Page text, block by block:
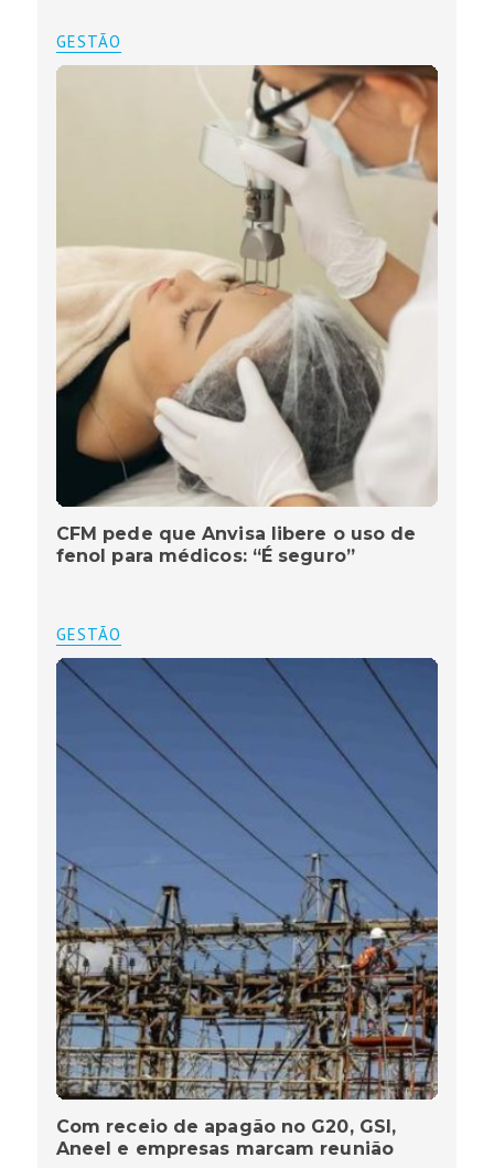
GESTÃO
CFM pede que Anvisa libere o uso de
fenol para médicos: “É seguro”
GESTÃO
Com receio de apagão no G20, GSI,
Aneel e empresas marcam reunião